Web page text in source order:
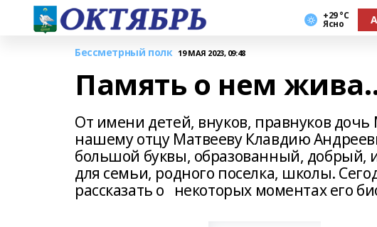
+29 °С
Ясно
Бессметрный полк 19 МАЯ 2023, 09:48
Память о нем
От имени детей, внуков, правнуков
нашему отцу Матвееву Клавдию
большой буквы, образованный, добрый,
для семьи, родного поселка, школы.
рассказать о некоторых моментах его